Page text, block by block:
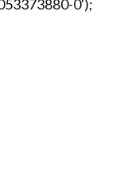
0');